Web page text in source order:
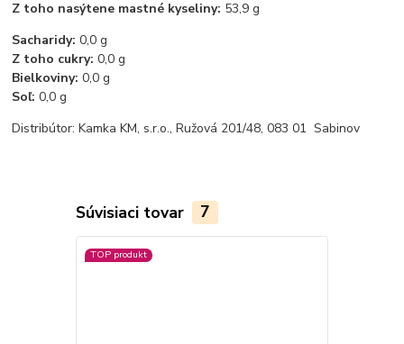
Z toho nasýtene mastné kyseliny: 53,9 g
Sacharidy: 0,0 g
Z toho cukry: 0,0 g
Bielkoviny: 0,0 g
Soľ: 0,0 g
Distribútor: Kamka KM, s.r.o., Ružová 201/48, 083 01 Sabinov
Súvisiaci tovar 7
TOP produkt